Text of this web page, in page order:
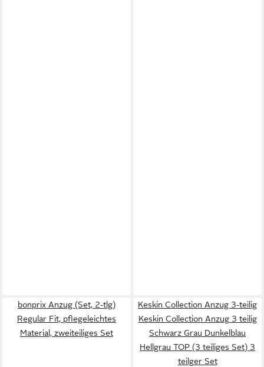
bonprix Anzug (Set, 2-tlg)
Regular Fit, pflegeleichtes
Material, zweiteiliges Set
Keskin Collection Anzug 3-teilig
Keskin Collection Anzug 3 teilig
Schwarz Grau Dunkelblau
Hellgrau TOP (3 teiliges Set) 3
teilger Set